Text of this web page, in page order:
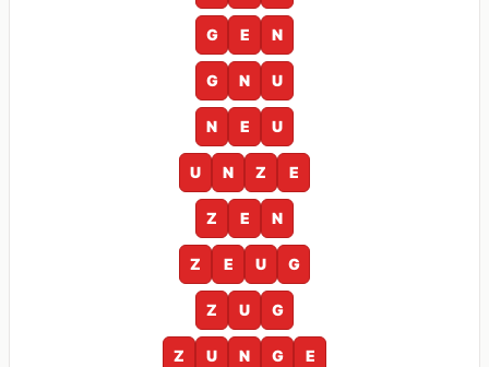
G E N
G N U
N E U
U N Z E
Z E N
Z E U G
Z U G
Z U N G E